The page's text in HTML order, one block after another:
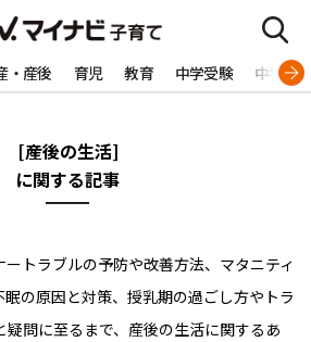
・産後 育児 教育 中学受験 中学生
[産後の生活]
に関する記事
トラブルの予防や改善方法、マタニティ
の原因と対策、授乳期の過ごし方やトラ
疑問に至るまで、産後の生活に関するあ